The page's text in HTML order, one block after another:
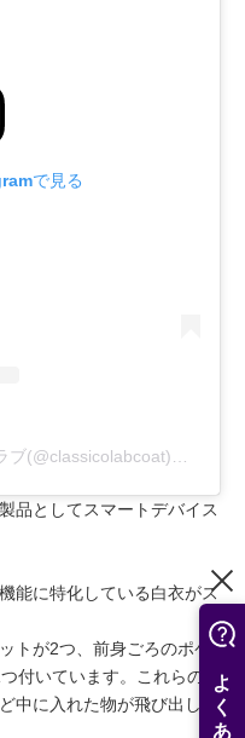
で見る
品としてスマートデバイス
能に特化している白衣がス
トが2つ、前身ごろのポケ
付いています。これらのポ
中に入れた物が飛び出しに